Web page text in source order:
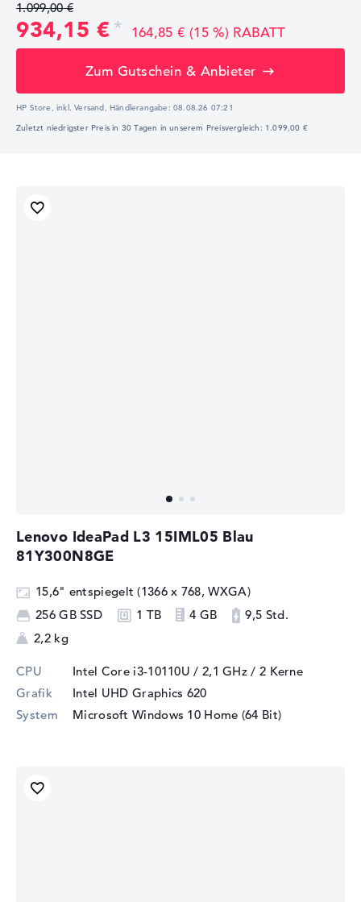
1.099,00 €
934,15 € 164,85 € (15 %) RABATT
Zum Gutschein & Anbieter
HP Store, inkl. Versand, Händlerangabe:08.08.26 07:21
Zuletzt niedrigster Preis in 30 Tagen in unserem Preisvergleich: 1.099,00 €
Lenovo IdeaPad L3 15IML05 Blau
81Y300N8GE
15,6" entspiegelt (1366 x 768, WXGA)
256 GB SSD
1 TB 4 GB
9,5 Std.
2,2 kg
CPU Intel Core i3-10110U / 2,1 GHz / 2 Kerne
Grafik
Intel UHD Graphics 620
System
Microsoft Windows 10 Home (64 Bit)